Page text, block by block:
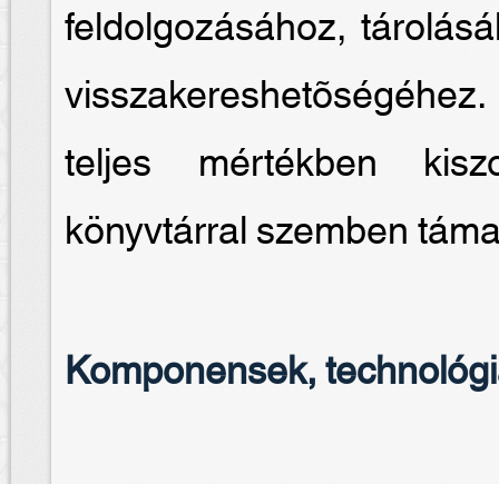
feldolgozásához,
teljes mértékben
könyvtárral szemben
Komponensek,